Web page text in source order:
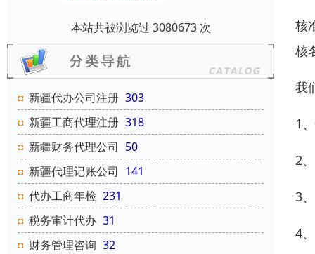
本站共被浏览过 3080673 次
新疆代办公司注册 303
新疆工商代理注册 318
新疆财务代理公司 50
新疆代理记账公司 141
代办工商年检 231
税务审计代办 31
财务管理咨询 32
核
核
我
1
2
3
4